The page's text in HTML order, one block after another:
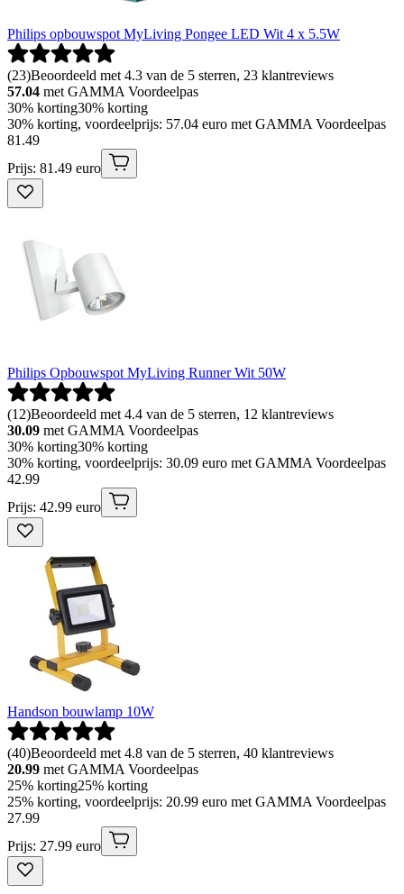
Philips opbouwspot MyLiving Pongee LED Wit 4 x 5.5W
(23)Beoordeeld met 4.3 van de 5 sterren, 23 klantreviews
57.04 met GAMMA Voordeelpas
30% korting30% korting
30% korting, voordeelprijs: 57.04 euro met GAMMA Voordeelpas
81 .49
Prijs: 81.49 euro
Philips Opbouwspot MyLiving Runner Wit 50W
(12)Beoordeeld met 4.4 van de 5 sterren, 12 klantreviews
30.09 met GAMMA Voordeelpas
30% korting30% korting
30% korting, voordeelprijs: 30.09 euro met GAMMA Voordeelpas
42.99
Prijs: 42.99 euro
Handson bouwlamp 10W
(40)Beoordeeld met 4.8 van de 5 sterren, 40 klantreviews
20.99 met GAMMA Voordeelpas
25% korting25% korting
25% korting, voordeelprijs: 20.99 euro met GAMMA Voordeelpas
27.99
Prijs: 27.99 euro